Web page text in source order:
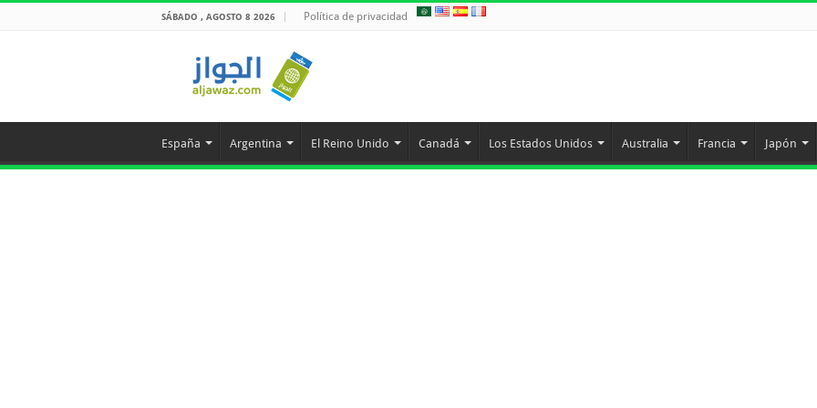
SÁBADO , AGOSTO 8 2026 Política de privacidad
España Argentina El Reino Unido Canadá Los Estados Unidos Australia Francia Japón